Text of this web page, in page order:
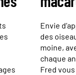
Envie
des
moine,
chaque
Fred